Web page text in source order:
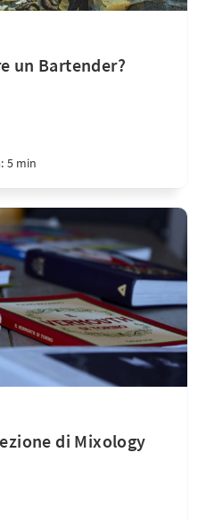
un Bartender?
5 min
di Mixology